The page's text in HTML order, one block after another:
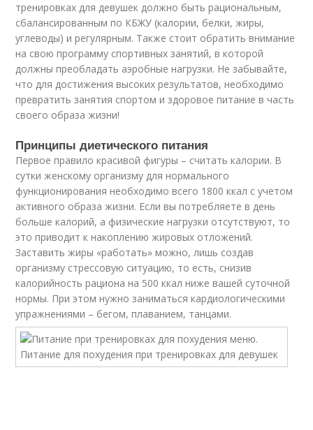
тренировках для девушек должно быть рациональным,
сбалансированным по КБЖУ (калории, белки, жиры,
углеводы) и регулярным. Также стоит обратить внимание
на свою программу спортивных занятий, в которой
должны преобладать аэробные нагрузки. Не забывайте,
что для достижения высоких результатов, необходимо
превратить занятия спортом и здоровое питание в часть
своего образа жизни!
Принципы диетического питания
Первое правило красивой фигуры – считать калории. В
сутки женскому организму для нормального
функционирования необходимо всего 1800 ккал с учетом
активного образа жизни. Если вы потребляете в день
больше калорий, а физические нагрузки отсутствуют, то
это приводит к накоплению жировых отложений.
Заставить жиры «работать» можно, лишь создав
организму стрессовую ситуацию, то есть, снизив
калорийность рациона на 500 ккал ниже вашей суточной
нормы. При этом нужно заниматься кардиологическими
упражнениями – бегом, плаванием, танцами.